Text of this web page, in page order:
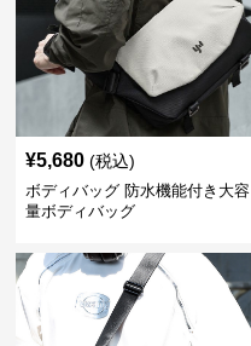
¥5,680 (税込)
ボディバッグ 防水機能付き大容
量ボディバッグ